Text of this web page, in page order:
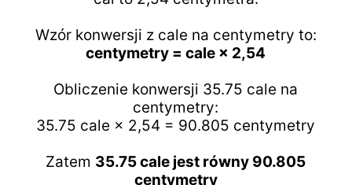
Wzór konwersji z cale na centymetry to:
centymetry = cale × 2,54
Obliczenie konwersji 35.75 cale na
centymetry:
35.75 cale × 2,54 = 90.805 centymetry
Zatem 35.75 cale jest równy 90.805
centymetry